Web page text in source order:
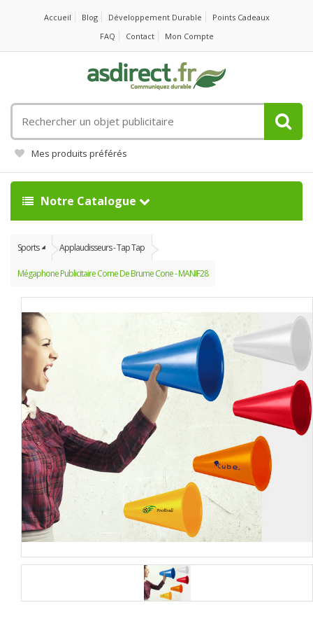
Accueil Blog Développement Durable
Points Cadeaux
FAQ
Contact Mon Compte
un
objet
publicitaire
Mes produits préférés
Notre Catalogue
Sports Applaudisseurs - Tap Tap
Mégaphone Publicitaire Corne De Brume Cone - MANIF28